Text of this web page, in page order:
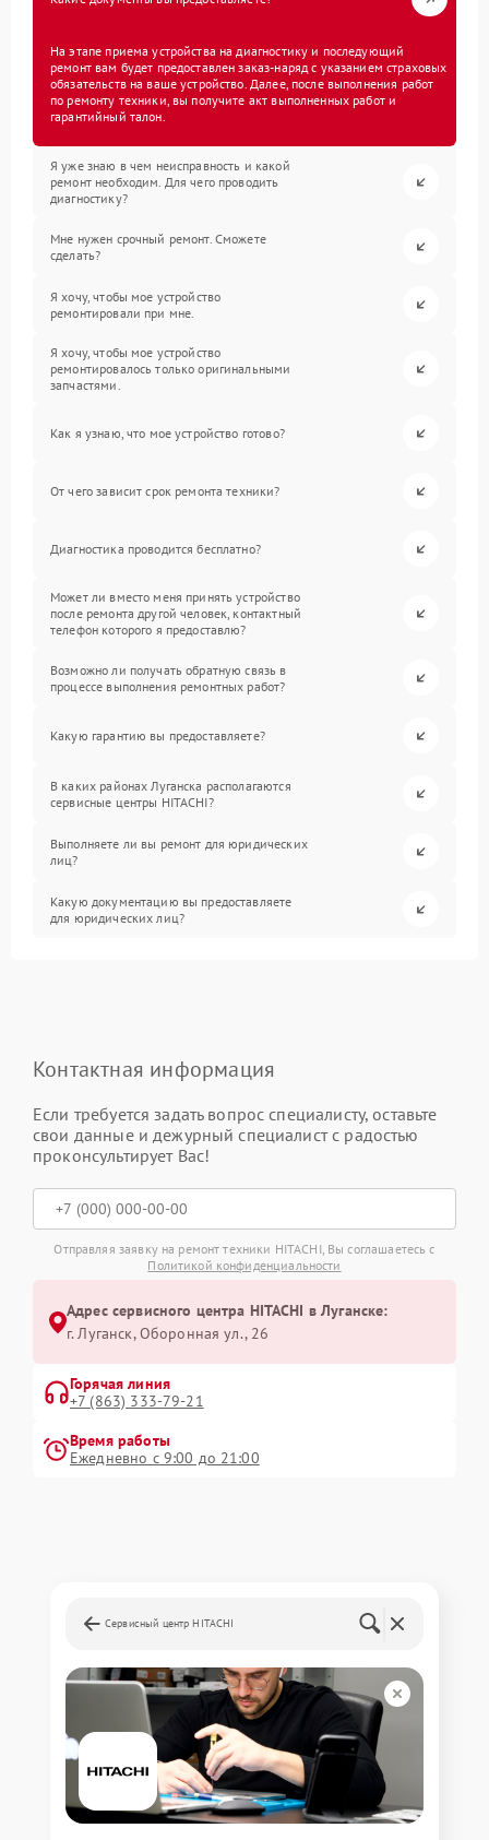
На этапе приема устройства на диагностику и последующий
ремонт вам будет предоставлен заказ-наряд с указанием страховых
обязательств на ваше устройство. Далее, после выполнения работ
по ремонту техники, вы получите акт выполненных работ и
гарантийный талон.
Я уже знаю в чем неисправность и какой
ремонт необходим. Для чего проводить
диагностику?
Мне нужен срочный ремонт. Сможете
сделать?
Я хочу, чтобы мое устройство
ремонтировали при мне.
Я хочу, чтобы мое устройство
ремонтировалось только оригинальными
запчастями.
Как я узнаю, что мое устройство готово?
От чего зависит срок ремонта техники?
Диагностика проводится бесплатно?
Может ли вместо меня принять устройство
после ремонта другой человек, контактный
телефон которого я предоставлю?
Возможно ли получать обратную связь в
процессе выполнения ремонтных работ?
Какую гарантию вы предоставляете?
В каких районах Луганска располагаются
сервисные центры HITACHI?
Выполняете ли вы ремонт для юридических
лиц?
Какую документацию вы предоставляете
для юридических лиц?
Контактная информация
Если требуется задать вопрос специалисту, оставьте
свои данные и дежурный специалист с радостью
проконсультирует Вас!
Отправляя заявку на ремонт техники HITACHI, Вы соглашаетесь с
Политикой конфиденциальности
Адрес сервисного центра HITACHI в Луганске:
г. Луганск, Оборонная ул., 26
Горячая линия
+7 (863) 333-79-21
Время работы
Ежедневно с 9:00 до 21:00
Сервисный центр HITACHI